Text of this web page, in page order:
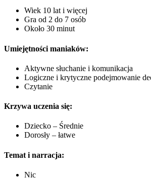
Wiek 10 lat i więcej
Gra od 2 do 7 osób
Około 30 minut
Umiejętności maniaków:
Aktywne słuchanie i komunikacja
Logiczne i krytyczne podejmowanie
Czytanie
Krzywa uczenia się:
Dziecko – Średnie
Dorosły – łatwe
Temat i narracja:
Nic